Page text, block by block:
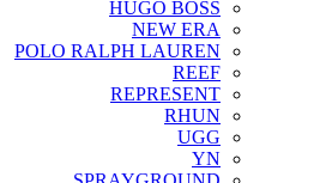
HUGO BOSS
NEW ERA
POLO RALPH LAUREN
REEF
REPRESENT
RHUN
UGG
YN